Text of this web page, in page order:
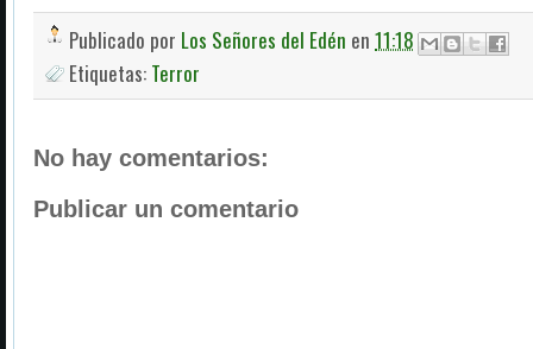
Publicado por Los Señores del Edén en 11:18
Etiquetas: Terror
No hay comentarios:
Publicar un comentario